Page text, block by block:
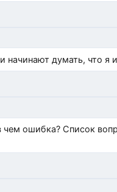
начинают думать, что я
ошибка? Список